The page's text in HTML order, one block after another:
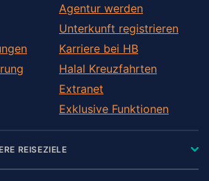
Agentur werden
Unterkunft registrieren
Karriere bei HB
Halal Kreuzfahrten
Extranet
Exklusive Funktionen
REISEZIELE